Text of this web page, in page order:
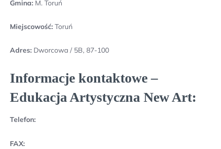
Gmina: M. Toruń
Miejscowość: Toruń
Adres: Dworcowa / 5B, 87-100
Informacje kontaktowe –
Edukacja Artystyczna New Art:
Telefon:
FAX: